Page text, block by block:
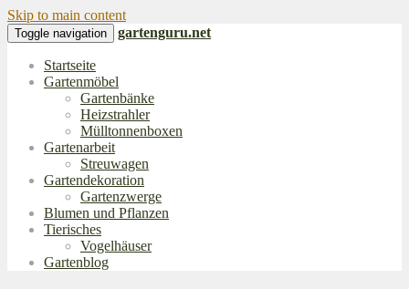
Skip to main content
Toggle navigation gartenguru.net
Startseite
Gartenmöbel
Gartenbänke
Heizstrahler
Mülltonnenboxen
Gartenarbeit
Streuwagen
Gartendekoration
Gartenzwerge
Blumen und Pflanzen
Tierisches
Vogelhäuser
Gartenblog